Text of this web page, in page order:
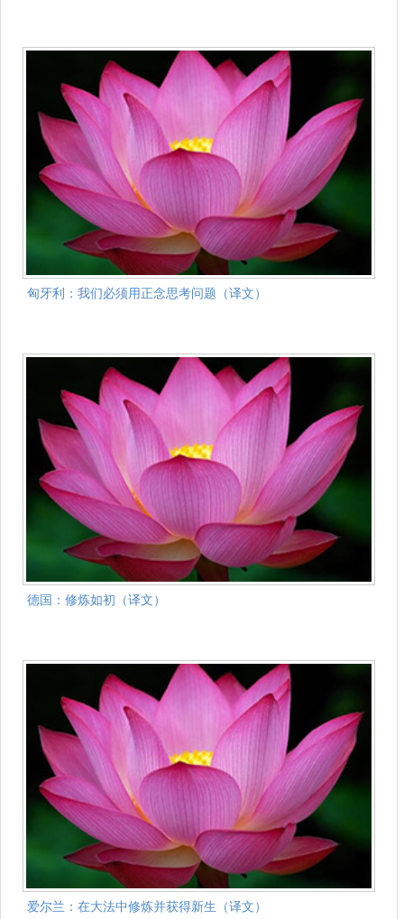
匈牙利：我们必须用正念思考问题（译文）
德国：修炼如初（译文）
爱尔兰：在大法中修炼并获得新生（译文）